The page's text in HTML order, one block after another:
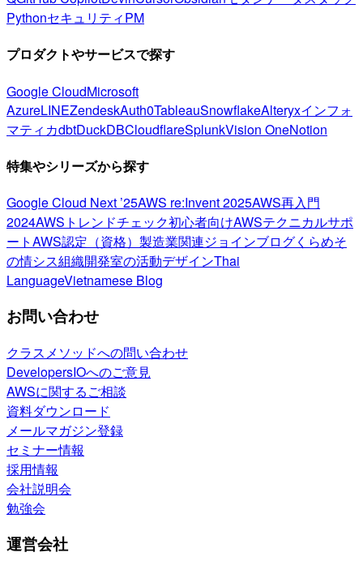
PythonセキュリティPM
プロダクトやサービスで探す
Google CloudMicrosoft
AzureLINEZendeskAuth0TableauSnowflakeAlteryxインフォ
マティカdbtDuckDBCloudflareSplunkVision OneNotion
特集やシリーズから探す
Google Cloud Next ’25AWS re:Invent 2025AWS再入門
2024AWSトレンドチェック初心者向けAWSテクニカルサポ
ートAWS認定（資格） 製造業関連ジョインブログくらめそ
の情シス組織開発室の活動デザインThai
LanguageVietnamese Blog
お問い合わせ
クラスメソッドへの問い合わせ
DevelopersIOへのご意見
AWSに関するご相談
資料ダウンロード
メールマガジン登録
セミナー情報
採用情報
会社説明会
勉強会
運営会社